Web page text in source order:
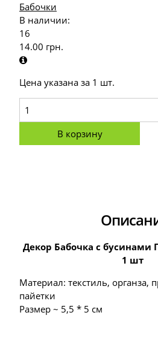
Бабочки
В наличии:
16
14.00 грн.
Цена указана за 1 шт.
В корзину
Декор Бабочка с бусинами
1 шт
Материал: текстиль, органза,
пайетки
Размер ~ 5,5 * 5 см